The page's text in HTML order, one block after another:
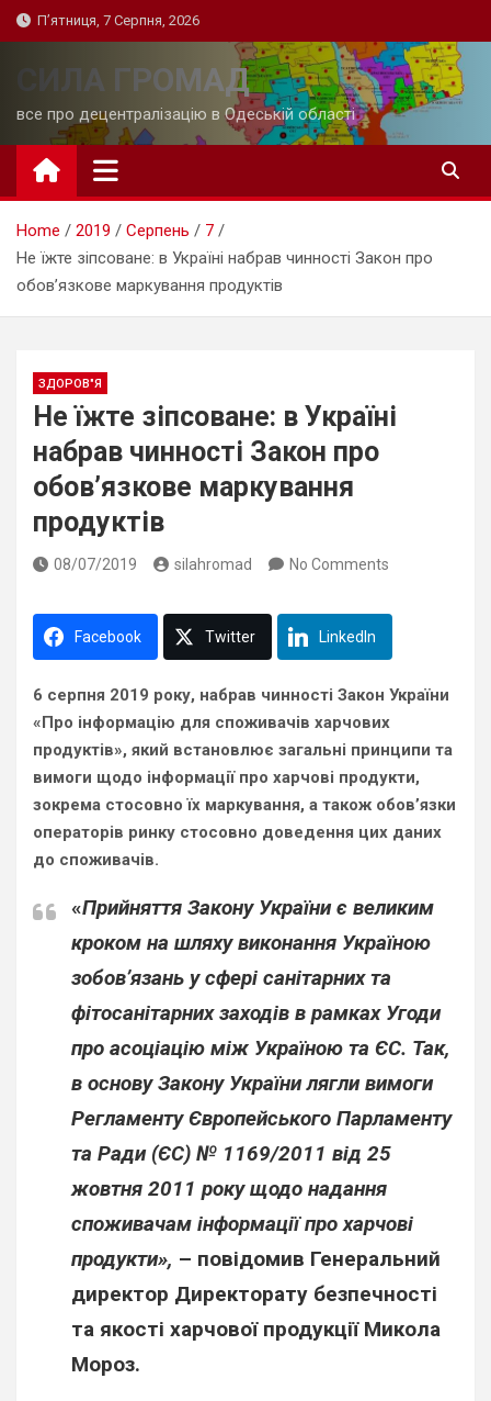
Skip
to
П’ятниця, 7 Серпня, 2026
СИЛА ГРОМАД
все про децентралізацію в Одеській області
Home 2019 Серпень
7
Не їжте зіпсоване: в Україні набрав чинності Закон про
обов’язкове маркування продуктів
ЗДОРОВ"Я
Не їжте зіпсоване: в Україні
набрав чинності Закон про
обов’язкове маркування
продуктів
08/07/2019 silahromad No Comments
Facebook Twitter LinkedIn
6 серпня 2019 року, набрав чинності Закон України
«Про інформацію для споживачів харчових
продуктів», який встановлює загальні принципи та
вимоги щодо інформації про харчові продукти,
зокрема стосовно їх маркування, а також обов’язки
операторів ринку стосовно доведення цих даних
до споживачів.
«Прийняття Закону України є великим
кроком на шляху виконання Україною
зобов’язань у сфері санітарних та
фітосанітарних заходів в рамках Угоди
про асоціацію між Україною та ЄС. Так,
в основу Закону України лягли вимоги
Регламенту Європейського Парламенту
та Ради (ЄС) № 1169/2011 від 25
жовтня 2011 року щодо надання
споживачам інформації про харчові
продукти», – повідомив Генеральний
директор Директорату безпечності
та якості харчової продукції Микола
Мороз.